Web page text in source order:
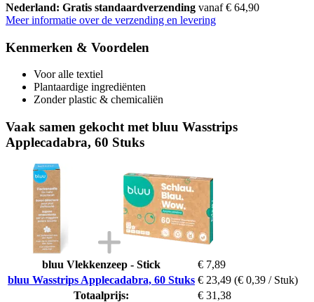
Nederland: Gratis standaardverzending vanaf € 64,90
Meer informatie over de verzending en levering
Kenmerken & Voordelen
Voor alle textiel
Plantaardige ingrediënten
Zonder plastic & chemicaliën
Vaak samen gekocht met bluu Wasstrips
Applecadabra, 60 Stuks
bluu Vlekkenzeep - Stick
€ 7,89
bluu Wasstrips Applecadabra, 60 Stuks € 23,49 (€ 0,39 / Stuk)
Totaalprijs:
€ 31,38